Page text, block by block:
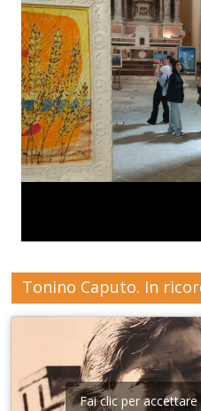
Tonino Caputo. In
Fai clic per